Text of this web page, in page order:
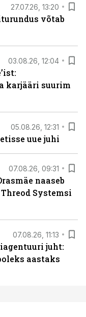
27.07.26, 13:20
võtab
03.08.26, 12:04
karjääri suurim
05.08.26, 12:31
uue juhi
07.08.26, 09:31
naaseb
Systemsi
07.08.26, 11:13
juht:
aastaks